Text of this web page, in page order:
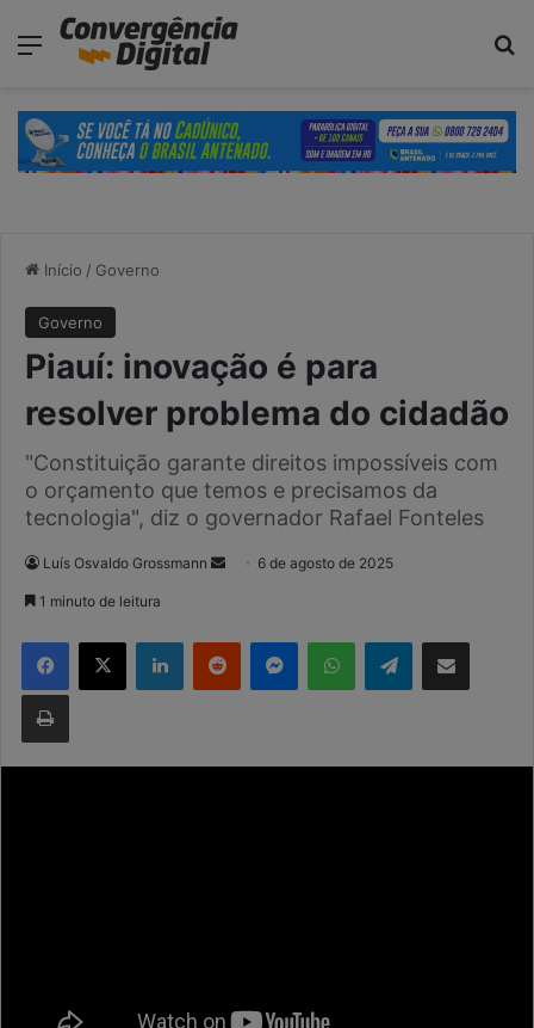
Menu
Início / Governo
Governo
Piauí: inovação é para
resolver problema do cidadão
"Constituição garante direitos impossíveis com
o orçamento que temos e precisamos da
tecnologia", diz o governador Rafael Fonteles
Luís Osvaldo Grossmann
Mande
mail
6 de agosto de 2025
1 minuto de leitura
Facebook
X LinkedinReddit MessengerWhatsAppTelegramCompartilhar via e-mail
Imprimir